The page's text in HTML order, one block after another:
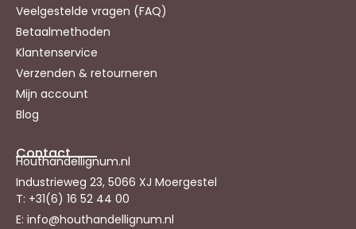
Veelgestelde vragen (FAQ)
Betaalmethoden
Klantenservice
Verzenden & retourneren
Mijn account
Blog
Contact
Houthandellignum.nl
Industrieweg 23, 5066 XJ Moergestel
T: +31(6) 16 52 44 00
E: info@houthandellignum.nl